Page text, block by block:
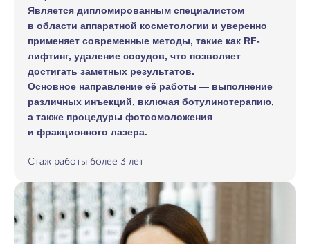
Является дипломированным специалистом
в области аппаратной косметологии и уверенно
применяет современные методы, такие как RF-
лифтинг, удаление сосудов, что позволяет
достигать заметных результатов.
Основное направление её работы — выполнение
различных инъекций, включая ботулинотерапию,
а также процедуры фотоомоложения
и фракционного лазера.
Стаж работы более 3 лет